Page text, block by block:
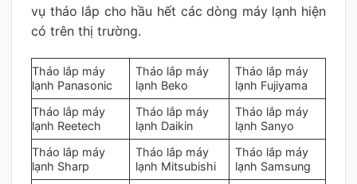
vụ tháo lắp cho hầu hết các dòng máy lạnh hiện
có trên thị trường.
Tháo lắp máy
lạnh Panasonic
Tháo lắp máy
lạnh Beko
Tháo lắp máy
lạnh Fujiyama
Tháo lắp máy
lạnh Reetech
Tháo lắp máy
lạnh Daikin
Tháo lắp máy
lạnh Sanyo
Tháo lắp máy
lạnh Sharp
Tháo lắp máy
lạnh Mitsubishi
Tháo lắp máy
lạnh Samsung